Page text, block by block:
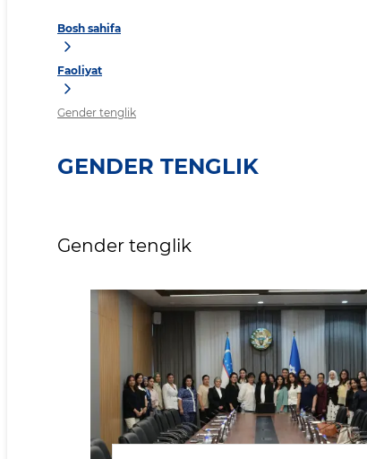
Bosh sahifa
Faoliyat
Gender tenglik
GENDER TENGLIK
Gender tenglik